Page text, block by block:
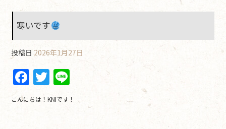
寒いです
投稿日 2026年1月27日
F
a
c
T
w
itt
n
e
こんにちは！KNIです！